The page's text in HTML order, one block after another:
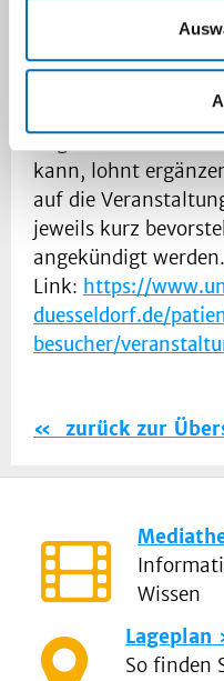
auch als
Redaktionsschluss
angesetzte Termine
kann, lohnt
auf die
jeweils kurz
angekündigt werden.
Link: https://
duesseldorf.de/
besucher/
zurück zur
Wissen
Lageplan
So finden